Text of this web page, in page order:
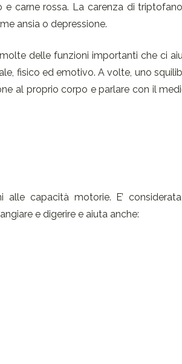
carne rossa. La carenza di
ansia o depressione.
delle funzioni importanti che ci
fisico ed emotivo. A volte, uno
al proprio corpo e parlare con il
alle capacità motorie. E’
e digerire e aiuta anche: